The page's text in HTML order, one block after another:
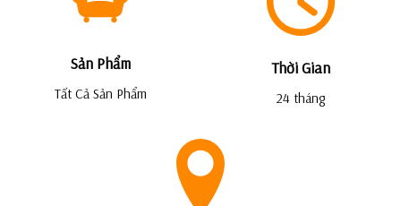
Sản Phẩm
Tất Cả Sản Phẩm
Thời Gian
24 tháng